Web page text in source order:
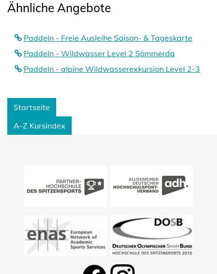
Ähnliche Angebote
Paddeln - Freie Ausleihe Saison- & Tageskarte
Paddeln - Wildwasser Level 2 Sömmerda
Paddeln - alpine Wildwasserexkursion Level 2-3
Startseite
A-Z Kursindex